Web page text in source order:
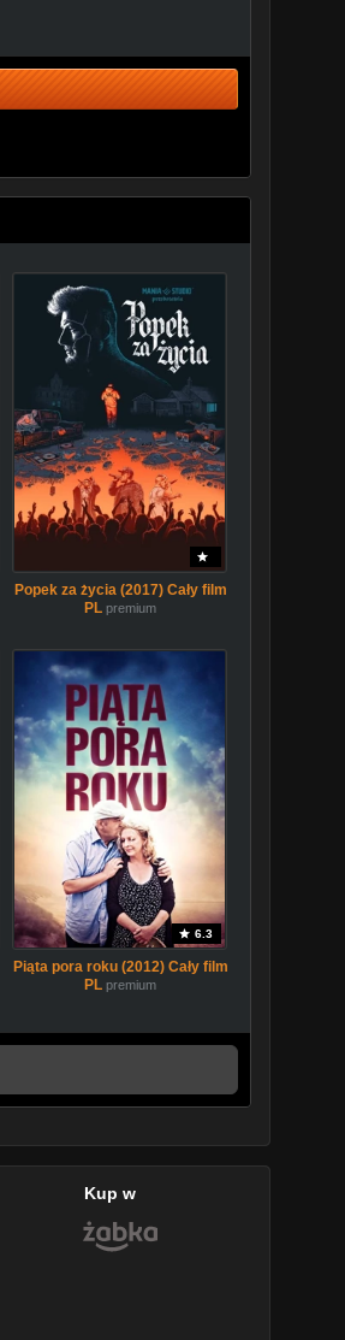
Popek za życia (2017) Cały film
PL premium
6.3
Piąta pora roku (2012) Cały film
PL premium
Kup w